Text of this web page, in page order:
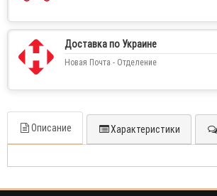
Доставка по Украине
Новая Почта - Отделение
Описание Характеристики